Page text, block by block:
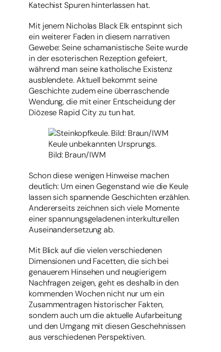
Katechist Spuren hinterlassen hat.
Mit jenem Nicholas Black Elk entspinnt sich
ein weiterer Faden in diesem narrativen
Gewebe: Seine schamanistische Seite wurde
in der esoterischen Rezeption gefeiert,
während man seine katholische Existenz
ausblendete. Aktuell bekommt seine
Geschichte zudem eine überraschende
Wendung, die mit einer Entscheidung der
Diözese Rapid City zu tun hat.
Keule unbekannten Ursprungs.
Bild: Braun/IWM
Schon diese wenigen Hinweise machen
deutlich: Um einen Gegenstand wie die Keule
lassen sich spannende Geschichten erzählen.
Andererseits zeichnen sich viele Momente
einer spannungsgeladenen interkulturellen
Auseinandersetzung ab.
Mit Blick auf die vielen verschiedenen
Dimensionen und Facetten, die sich bei
genauerem Hinsehen und neugierigem
Nachfragen zeigen, geht es deshalb in den
kommenden Wochen nicht nur um ein
Zusammentragen historischer Fakten,
sondern auch um die aktuelle Aufarbeitung
und den Umgang mit diesen Geschehnissen
aus verschiedenen Perspektiven.